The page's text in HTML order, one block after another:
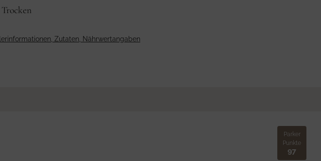
Trocken
Zutaten, Nährwertangaben
Parker
Punkte
97